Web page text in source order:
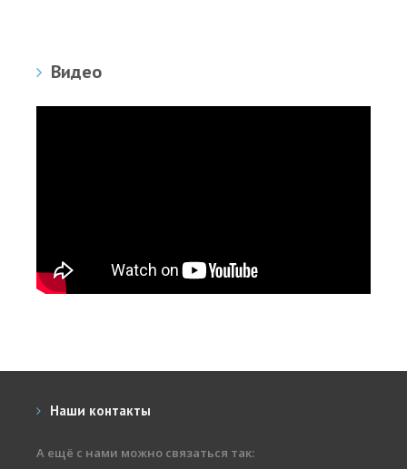
Видео
Наши контакты
А ещё с нами можно связаться так: